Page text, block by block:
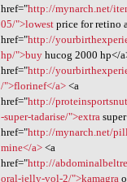
href="http://mynarch.net/
05/">lowestprice for retino
href="http://
hp/">buyhucog 2000 hp</
href="http://
/">florinef</a><a
href="http://
-super-tadarise/">extra
href="http://mynarch.net/
mine</a><a
href="http://
oral-jelly-vol-2/">kamagra